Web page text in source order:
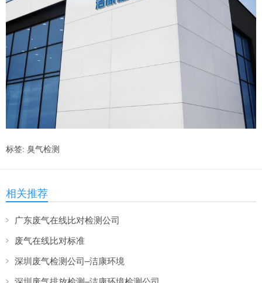
标签: 臭气检测
相关推荐
广东废气在线比对检测公司
废气在线比对标准
深圳废气检测公司–洁康环境